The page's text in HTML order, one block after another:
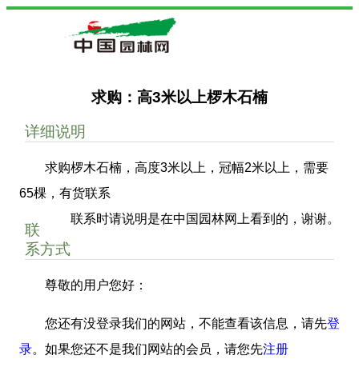
求购：高3米以上椤木石楠
详细说明
求购椤木石楠，高度3米以上，冠幅2米以上，需要
65棵，有货联系
联系时请说明是在中国园林网上看到的，谢谢。
联
系方式
尊敬的用户您好：
您还有没登录我们的网站，不能查看该信息，请先登
录。如果您还不是我们网站的会员，请您先注册